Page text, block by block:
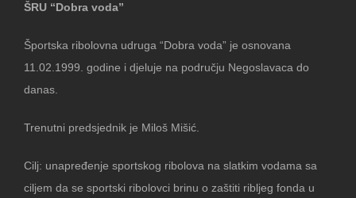
ŠRU “Dobra voda”
Športska ribolovna udruga “Dobra voda” je osnovana
11.02.1999. godine i djeluje na području Negoslavaca do
danas.
Trenutni predsjednik je Miloš Mišić.
Cilj: unapređenje sportskog ribolova na slatkim vodama sa
ciljem da se sportski ribolovci brinu o zaštiti ribljeg fonda u